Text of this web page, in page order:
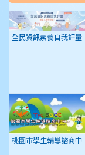
全民資訊素養自我評量
桃園市學生輔導諮商中